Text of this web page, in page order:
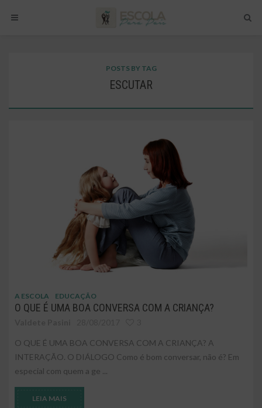
POSTS BY TAG
ESCUTAR
A ESCOLA EDUCAÇÃO
O QUE É UMA BOA CONVERSA COM A CRIANÇA?
O QUE É UMA BOA CONVERSA COM A CRIANÇA? A
INTERAÇÃO. O DIÁLOGO Como é bom conversar, não é? Em
especial com quem a ge ...
LEIA MAIS